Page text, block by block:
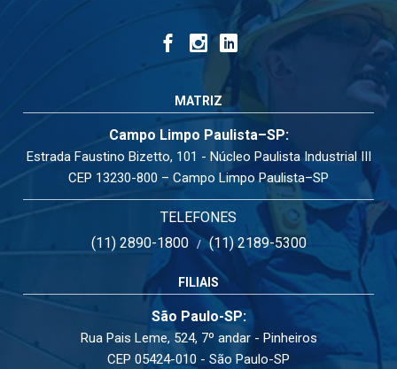
MATRIZ
Campo Limpo Paulista–SP:
Estrada Faustino Bizetto, 101 - Núcleo Paulista Industrial III
CEP 13230-800 – Campo Limpo Paulista–SP
TELEFONES
(11) 2890-1800/(11) 2189-5300
FILIAIS
São Paulo-SP:
Rua Pais Leme, 524, 7º andar - Pinheiros
CEP 05424-010 - São Paulo-SP